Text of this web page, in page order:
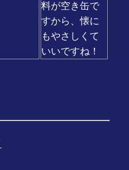
料が空き缶で
すから、懐に
もやさしくて
いいですね！